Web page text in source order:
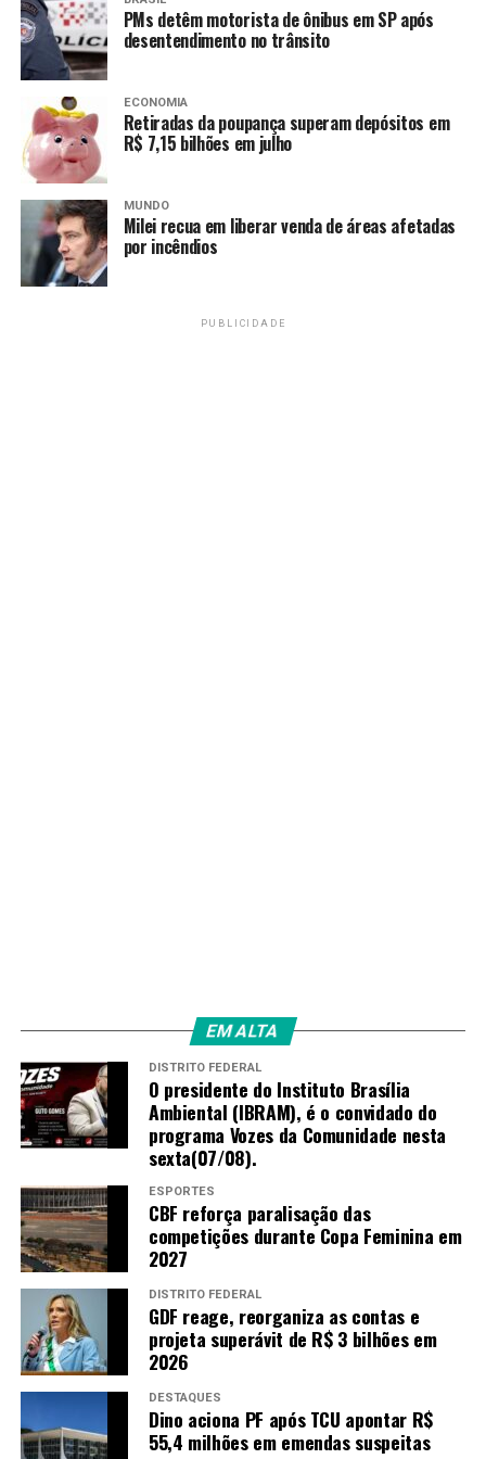
acordo com a disponibilidade orçamentária e
financeira”, informou o governo.
Até o momento, há 93 milhões de bilhetes válidos. A
média geral é de 111 unidades por consumidor
cadastrado. O GDF informou ainda que o programa
possui 1.314.328 pessoas cadastradas, das quais 300.159
têm débitos. Toda a dívida somada representa R$ 5
bilhões.
Fonte:Agência Brasil
PMs detêm motorista de ônibus em SP após
desentendimento no trânsito
ECONOMIA
Retiradas da poupança superam depósitos em
R$ 7,15 bilhões em julho
MUNDO
Milei recua em liberar venda de áreas afetadas
por incêndios
PUBLICIDADE
EM ALTA
DISTRITO FEDERAL
O presidente do Instituto Brasília
Ambiental (IBRAM), é o convidado do
programa Vozes da Comunidade nesta
sexta(07/08).
ESPORTES
CBF reforça paralisação das
competições durante Copa Feminina em
2027
DISTRITO FEDERAL
GDF reage, reorganiza as contas e
projeta superávit de R$ 3 bilhões em
2026
DESTAQUES
Dino aciona PF após TCU apontar R$
55,4 milhões em emendas suspeitas